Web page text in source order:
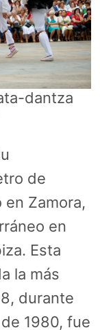
dantza
de
Zamora,
en
Esta
la más
durante
1980, fue